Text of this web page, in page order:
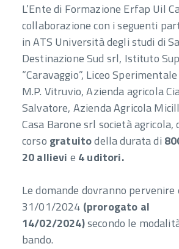
L’Ente di Formazione Erfap Uil
collaborazione con i seguenti
in ATS Università degli studi di
Destinazione Sud srl, Istituto
“Caravaggio”, Liceo
M.P. Vitruvio, Azienda agricola
Salvatore, Azienda Agricola
Casa Barone srl società agricola,
corso gratuitodella durata di
20 allievi e 4 uditori.
Le domande dovranno
31/01/2024 (prorogato al
14/02/2024)secondo le
bando.